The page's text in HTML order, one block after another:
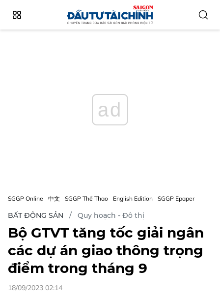
ad
SGGP Online 中文 SGGP Thể Thao English Edition SGGP Epaper
BẤT ĐỘNG SẢN Quy hoạch - Đô thị
Bộ GTVT tăng tốc giải ngân
các dự án giao thông trọng
điểm trong tháng 9
18/09/2023 02:14